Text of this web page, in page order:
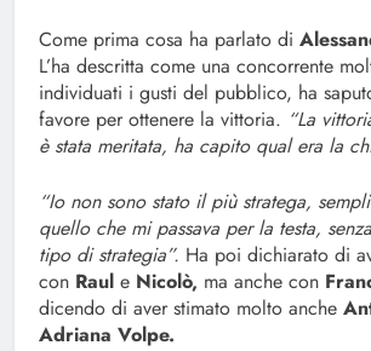
Come prima cosa ha parlato di
L’ha descritta come una concorrente
individuati i gusti del pubblico, ha
favore per ottenere la vittoria. “La
è stata meritata, ha capito qual era la
“Io non sono stato il più stratega,
quello che mi passava per la testa,
tipo di strategia”. Ha poi dichiarato di
con Raul e Nicolò, ma anche con
dicendo di aver stimato molto anche
Adriana Volpe.